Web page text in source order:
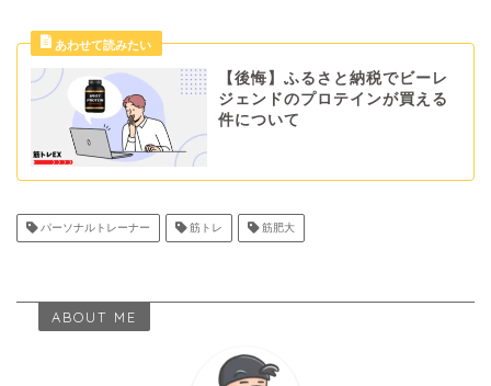
【後悔】ふるさと納税でビーレ
ジェンドのプロテインが買える
件について
パーソナルトレーナー 筋トレ 筋肥大
ABOUT ME